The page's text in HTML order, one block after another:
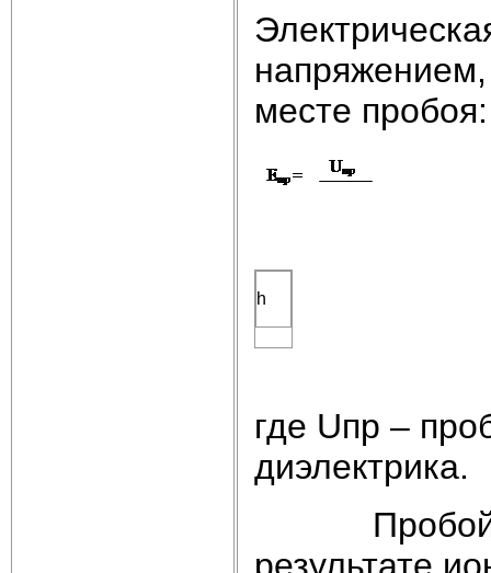
напряжением,
месте пробоя:
h
где Uпр –
диэлектрика.
Пробой
результате